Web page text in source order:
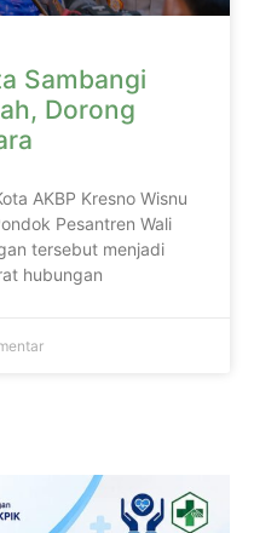
Sambangi
Dorong
AKBP Kresno Wisnu
Pesantren Wali
tersebut menjadi
hubungan